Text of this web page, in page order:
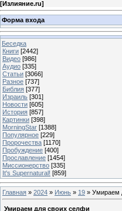
[Излияние.ru]
Форма входа
Беседка
Книги [2442]
Видео [986]
Аудио [335]
Статьи [3066]
Разное [737]
Библия [377]
Израиль [301]
Новости [605]
История [857]
Картинки [398]
MorningStar [1388]
Популярное [229]
Пророчества [1170]
Пробуждение [400]
Прославление [1454]
Миссионерство [335]
It's Supernatural! [859]
Главная » 2024 » Июнь » 19 » Умираем
Умираем для своих селфи